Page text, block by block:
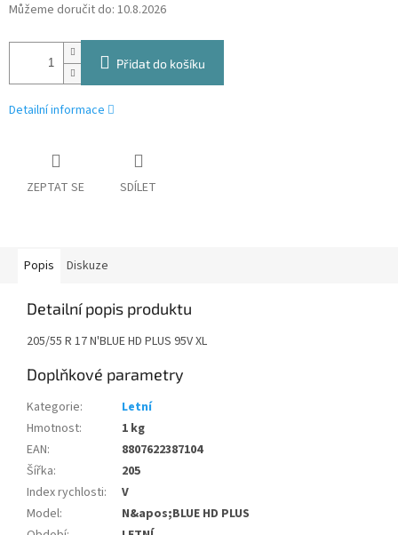
Můžeme doručit do: 10.8.2026
Přidat do košíku
Detailní informace
ZEPTAT SE SDÍLET
Popis Diskuze
Detailní popis produktu
205/55 R 17 N'BLUE HD PLUS 95V XL
Doplňkové parametry
Kategorie:
Letní
Hmotnost:
1 kg
EAN:
8807622387104
Šířka:
205
Index rychlosti:
V
Model:
N&apos;BLUE HD PLUS